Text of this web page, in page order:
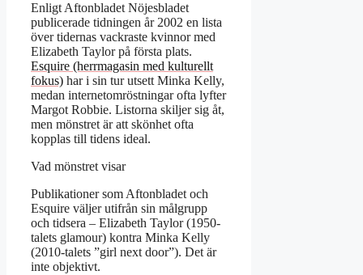
Enligt Aftonbladet Nöjesbladet
publicerade tidningen år 2002 en lista
över tidernas vackraste kvinnor med
Elizabeth Taylor på första plats.
Esquire (herrmagasin med kulturellt
fokus) har i sin tur utsett Minka Kelly,
medan internetomröstningar ofta lyfter
Margot Robbie. Listorna skiljer sig åt,
men mönstret är att skönhet ofta
kopplas till tidens ideal.
Vad mönstret visar
Publikationer som Aftonbladet och
Esquire väljer utifrån sin målgrupp
och tidsera – Elizabeth Taylor (1950-
talets glamour) kontra Minka Kelly
(2010-talets ”girl next door”). Det är
inte objektivt.